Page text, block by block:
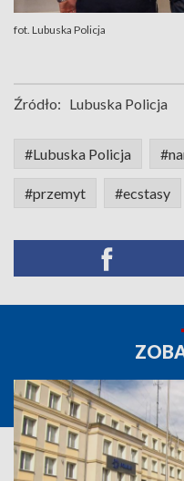
fot. Lubuska Policja
Źródło: Lubuska Policja
#Lubuska Policja
#przemyt #ecstasy